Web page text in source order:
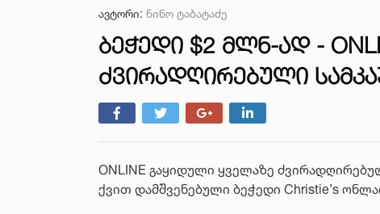
ავტორი: ნინო ტაბატაძე
ᲑᲔᲭᲔᲓᲘ $2 ᲛᲚᲜ-ᲐᲓ -
ᲫᲕᲘᲠᲐᲓᲦᲘᲠᲔᲑᲣᲚᲘ
ONLINE გაყიდული ყველაზე
ქვით დამშვენებული ბეჭედი Christie’s